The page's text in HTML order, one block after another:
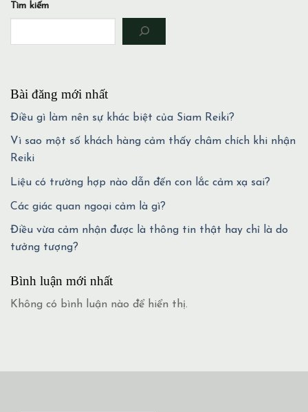
Tìm kiếm
Bài đăng mới nhất
Điều gì làm nên sự khác biệt của Siam Reiki?
Vì sao một số khách hàng cảm thấy châm chích khi nhận
Reiki
Liệu có trường hợp nào dẫn đến con lắc cảm xạ sai?
Các giác quan ngoại cảm là gì?
Điều vừa cảm nhận được là thông tin thật hay chỉ là do
tưởng tượng?
Bình luận mới nhất
Không có bình luận nào để hiển thị.